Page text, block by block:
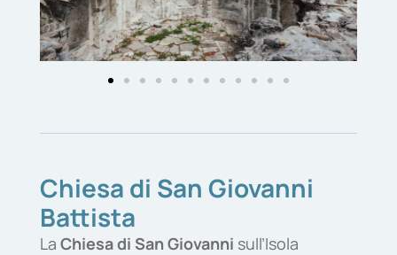
Chiesa di San Giovanni
Battista
La Chiesa di San Giovanni sull’Isola